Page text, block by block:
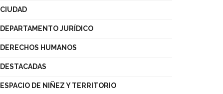
CIUDAD
DEPARTAMENTO JURÍDICO
DERECHOS HUMANOS
DESTACADAS
ESPACIO DE NIÑEZ Y TERRITORIO